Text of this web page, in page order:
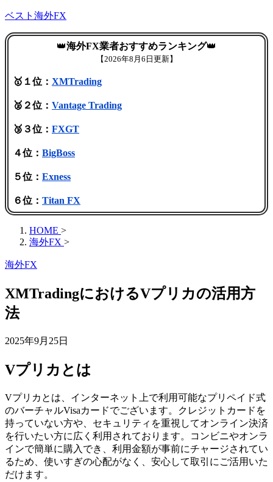
ベスト海外FX
👑海外FX業者おすすめランキング👑
【2026年8月6日更新】
🥇１位： XMTrading
🥈２位： Vantage Trading
🥉３位： FXGT
４位： BigBoss
５位： Exness
６位： Titan FX
HOME >
海外FX >
海外FX
XMTradingにおけるVプリカの活用方
法
2025年9月25日
Vプリカとは
Vプリカとは、インターネット上で利用可能なプリペイド式
のバーチャルVisaカードでございます。クレジットカードを
持っていない方や、セキュリティを重視してオンライン決済
を行いたい方に広く利用されております。コンビニやオンラ
インで簡単に購入でき、利用金額が事前にチャージされてい
るため、使いすぎの心配がなく、安心して取引にご活用いた
だけます。